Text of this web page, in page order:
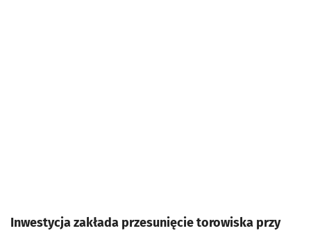
Inwestycja zakłada przesunięcie torowiska przy